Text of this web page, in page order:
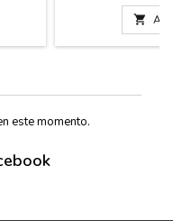

este momento.